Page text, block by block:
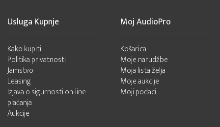
Usluga Kupnje
Kako kupiti
Politika privatnosti
Jamstvo
Leasing
Izjava o sigurnosti on-line
plaćanja
Aukcije
Moj AudioPro
Košarica
Moje narudžbe
Moja lista želja
Moje aukcije
Moji podaci